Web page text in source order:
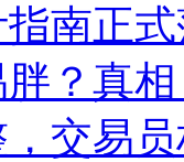
南正
？真
，交易